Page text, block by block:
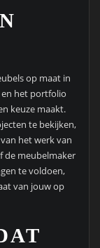
op maat in
en het portfolio
keuze maakt.
te bekijken,
het werk van
de meubelmaker
te voldoen,
van jouw op